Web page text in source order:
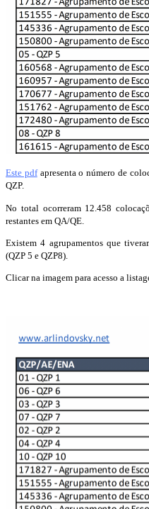
Este pdfapresenta o número de
QZP.
No total ocorreram 12.458
restantes em QA/QE.
Existem 4 agrupamentos que
(QZP 5 e QZP8).
Clicar na imagem para acesso a